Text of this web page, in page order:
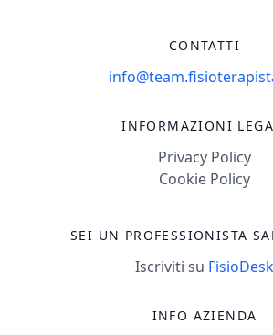
CONTATTI
INFORMAZIONI
Privacy Policy
Cookie Policy
SEI UN PROFESSIONISTA
Iscriviti su FisioDesk
INFO AZIENDA